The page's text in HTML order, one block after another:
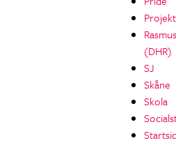
Projekt
Rasmus
(DHR)
SJ
Skåne
Skola